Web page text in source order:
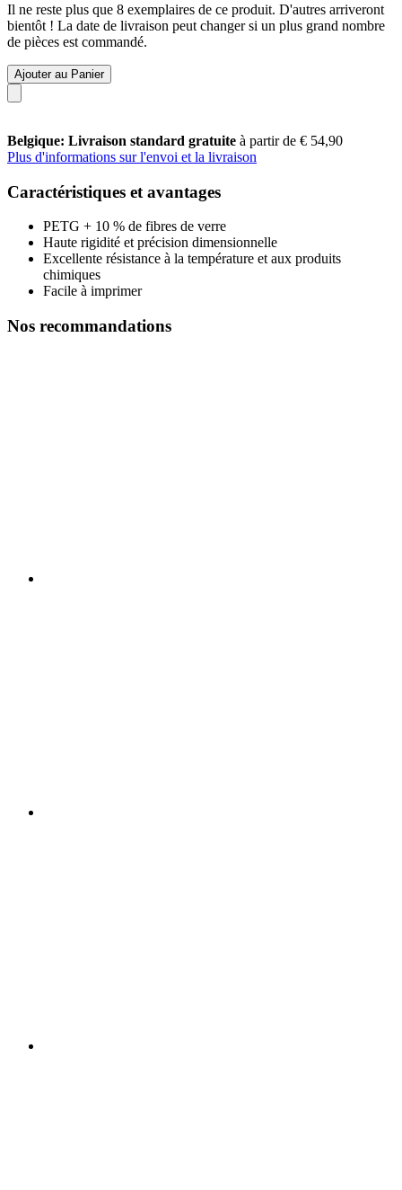
Il ne reste plus que 8 exemplaires de ce produit. D'autres arriveront
bientôt ! La date de livraison peut changer si un plus grand nombre
de pièces est commandé.
Ajouter au Panier
Belgique: Livraison standard gratuite à partir de € 54,90
Plus d'informations sur l'envoi et la livraison
Caractéristiques et avantages
PETG + 10 % de fibres de verre
Haute rigidité et précision dimensionnelle
Excellente résistance à la température et aux produits
chimiques
Facile à imprimer
Nos recommandations